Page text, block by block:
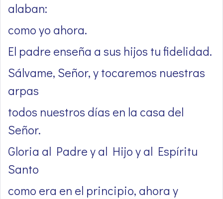
alaban:
como yo ahora.
El padre enseña a sus hijos tu fidelidad.
Sálvame, Señor, y tocaremos nuestras
arpas
todos nuestros días en la casa del
Señor.
Gloria al Padre y al Hijo y al Espíritu
Santo
como era en el principio, ahora y